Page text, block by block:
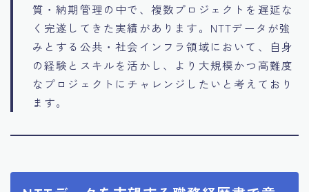
質・納期管理の中で、複数プロジェクトを遅延な
く完遂してきた実績があります。NTTデータが強
みとする公共・社会インフラ領域において、自身
の経験とスキルを活かし、より大規模かつ高難度
なプロジェクトにチャレンジしたいと考えており
ます。